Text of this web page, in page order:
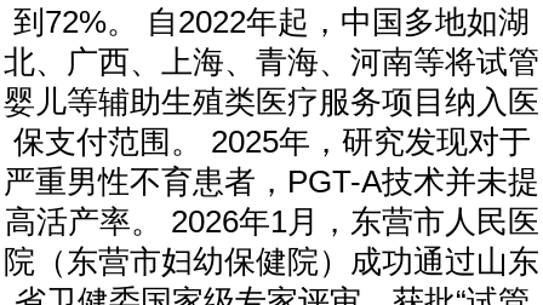
到72%。 自2022年起，中国多地如湖
北、广西、上海、青海、河南等将试管
婴儿等辅助生殖类医疗服务项目纳入医
保支付范围。 2025年，研究发现对于
严重男性不育患者，PGT-A技术并未提
高活产率。 2026年1月，东营市人民医
院（东营市妇幼保健院）成功通过山东